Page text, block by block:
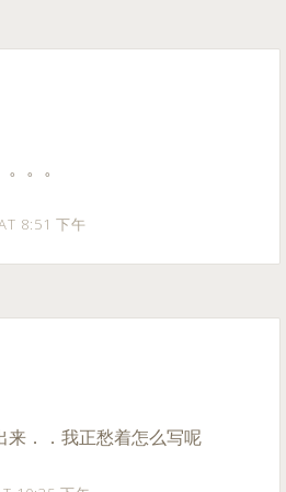
。。
8:51 下午
．．我正愁着怎么写呢